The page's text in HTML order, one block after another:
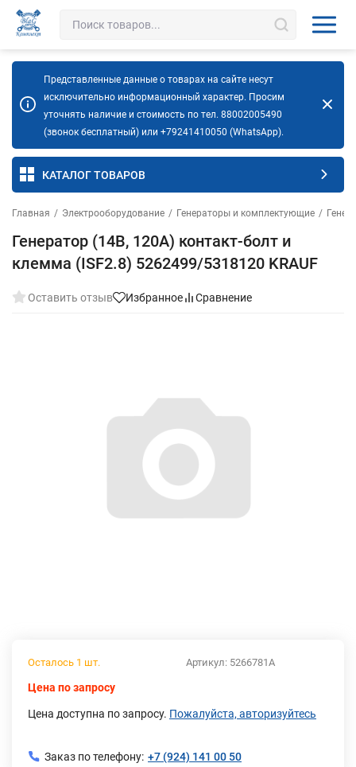
Представленные данные о товарах на сайте несут
исключительно информационный характер. Просим
уточнять наличие и стоимость по тел. 88002005490
(звонок бесплатный) или +79241410050 (WhatsApp).
КАТАЛОГ ТОВАРОВ
Главная / Электрооборудование / Генераторы и комплектующие /
Генератор (14В, 120А) контакт-болт и
клемма (ISF2.8) 5262499/5318120 KRAUF
Оставить отзыв Избранное Сравнение
Артикул: 5266781A
Осталось 1 шт.
Цена по запросу
Цена доступна по запросу. Пожалуйста, авторизуйтесь
Заказ по телефону: +7 (924) 141 00 50